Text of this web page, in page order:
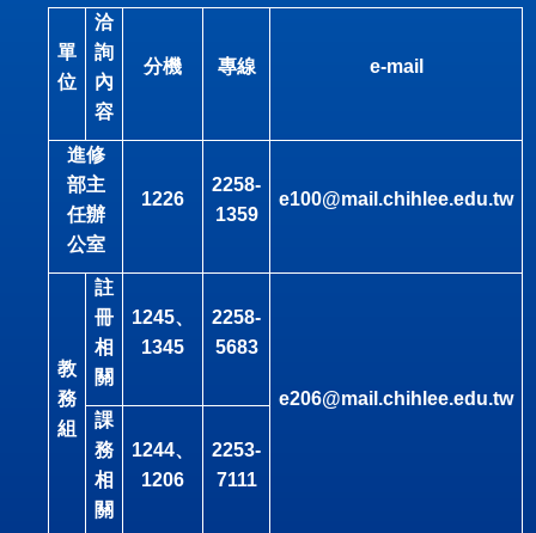
單
位
洽
詢
內
容
分機 專線 e-mail
進修
部主
任辦
公室
1226
2258-
1359
e100@mail.chihlee.edu.tw
教
務
組
註
冊
相
關
1245、
1345
2258-
5683
e206@mail.chihlee.edu.tw
課
務
相
關
1244、
1206
2253-
7111